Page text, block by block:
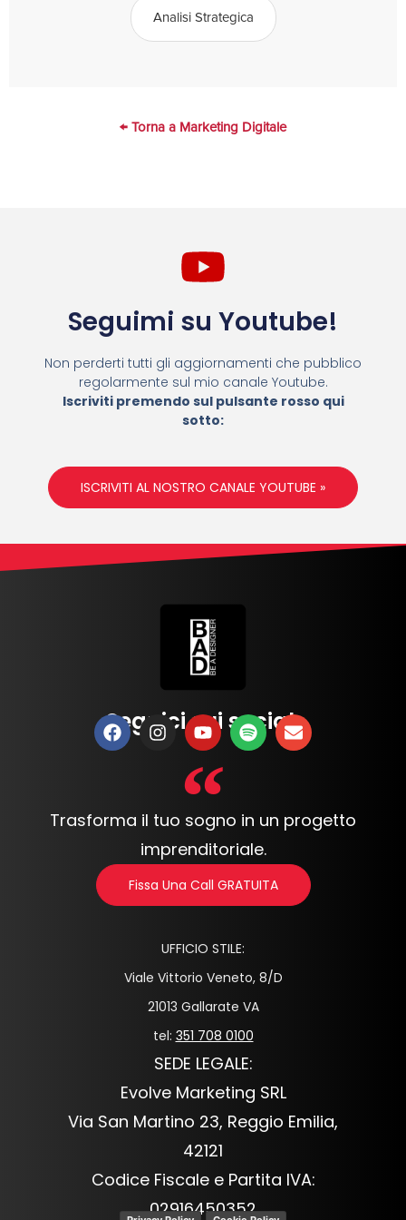
Analisi Strategica
← Torna a Marketing Digitale
Seguimi su Youtube!
Non perderti tutti gli aggiornamenti che pubblico
regolarmente sul mio canale Youtube.
Iscriviti premendo sul pulsante rosso qui
sotto:
ISCRIVITI AL NOSTRO CANALE YOUTUBE »
Seguici sui social:
Trasforma il tuo sogno in un progetto
imprenditoriale.
Fissa Una Call GRATUITA
UFFICIO STILE:
Viale Vittorio Veneto, 8/D
21013 Gallarate VA
tel: 351 708 0100
SEDE LEGALE:
Evolve Marketing SRL
Via San Martino 23, Reggio Emilia,
42121
Codice Fiscale e Partita IVA:
02916450352